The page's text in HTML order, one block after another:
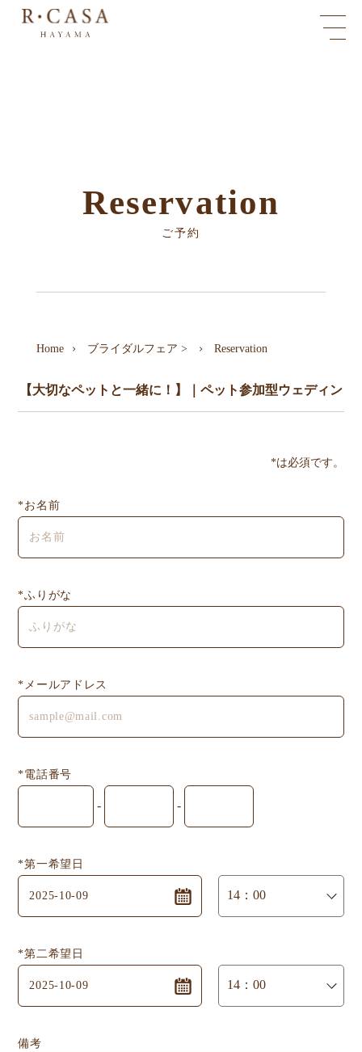
Reservation
ご予約
Home ブライダルフェア > Reservation
*は必須です。
*お名前
*ふりがな
*メールアドレス
*電話番号
- -
*第一希望日
*第二希望日
備考